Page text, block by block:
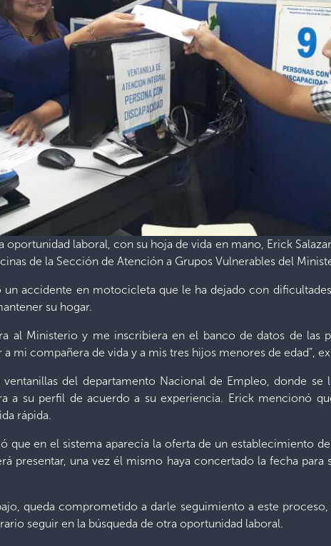
oportunidad laboral, con su hoja de vida en mano, Erick
de la Sección de Atención a Grupos Vulnerables del
un accidente en motocicleta que le ha dejado con
su hogar.
al Ministerio y me inscribiera en el banco de datos de las
mi compañera de vida y a mis tres hijos menores de edad”,
del departamento Nacional de Empleo, donde
a su perfil de acuerdo a su experiencia. Erick mencionó
rápida.
que en el sistema aparecía la oferta de un establecimiento
presentar, una vez él mismo haya concertado la fecha
queda comprometido a darle seguimiento a este
seguir en la búsqueda de otra oportunidad laboral.